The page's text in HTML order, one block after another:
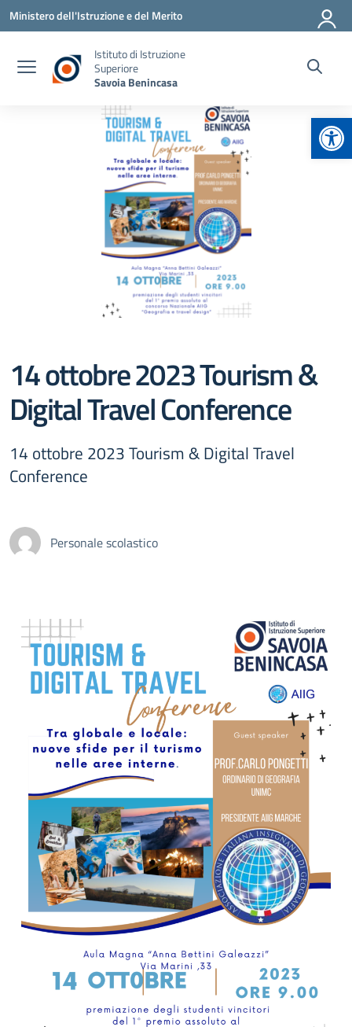
Vai ai contenuti
Vai al menu di navigazione
Vai al footer
Ministero dell'Istruzione e del Merito
Istituto di Istruzione
Superiore
Savoia Benincasa
14 ottobre 2023 Tourism &
Digital Travel Conference
14 ottobre 2023 Tourism & Digital Travel
Conference
Personale scolastico